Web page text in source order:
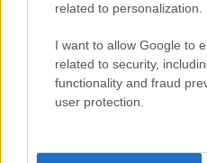
related to personalization.
I want to allow Google to
related to security,
functionality and fraud
user protection.